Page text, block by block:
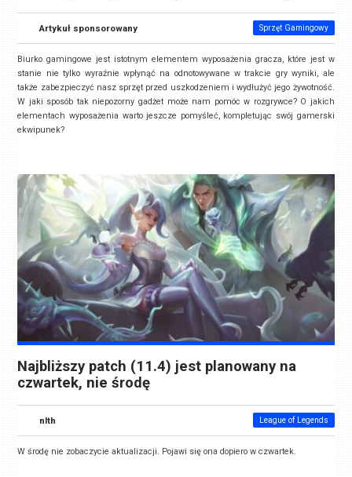
Artykuł sponsorowany Sprzęt Gamingowy
Biurko gamingowe jest istotnym elementem wyposażenia gracza, które jest w
stanie nie tylko wyraźnie wpłynąć na odnotowywane w trakcie gry wyniki, ale
także zabezpieczyć nasz sprzęt przed uszkodzeniem i wydłużyć jego żywotność.
W jaki sposób tak niepozorny gadżet może nam pomóc w rozgrywce? O jakich
elementach wyposażenia warto jeszcze pomyśleć, kompletując swój gamerski
ekwipunek?
Najbliższy patch (11.4) jest planowany na
czwartek, nie środę
nlth League of Legends
W środę nie zobaczycie aktualizacji. Pojawi się ona dopiero w czwartek.